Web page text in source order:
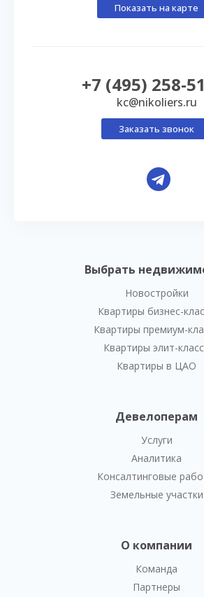
Выбрать
Новостройки
Квартиры бизнес-
Квартиры премиум-
Квартиры элит-
Квартиры в ЦАО
Девелоперам
Услуги
Аналитика
Консалтинговые
Земельные участки
О компании
Команда
Партнеры
Показать на карте
+7 (495) 258-
kc@nikoliers.ru
Заказать звонок